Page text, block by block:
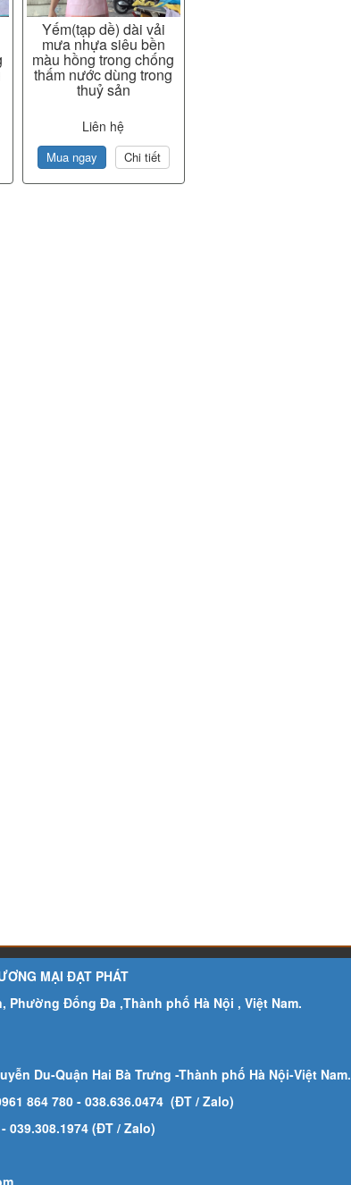
Yếm(tạp dề) dài vải
mưa nhựa siêu bền
màu hồng trong chống
thấm nước dùng trong
thuỷ sản
Liên hệ
Mua ngay Chi tiết
MẠI ĐẠT PHÁT
Phường Đống Đa ,Thành phố Hà Nội , Việt Nam.
Du-Quận Hai Bà Trưng -Thành phố Hà Nội-Việt Nam.
864 780- 038.636.0474 (ĐT / Zalo)
039.308.1974 (ĐT / Zalo)